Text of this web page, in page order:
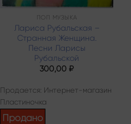
ПОП МУЗЫКА
Лариса Рубальская –
Странная Женщина.
Песни Ларисы
Рубальской
300,00₽
Продается: Интернет-магазин
Пластиночка
Продано